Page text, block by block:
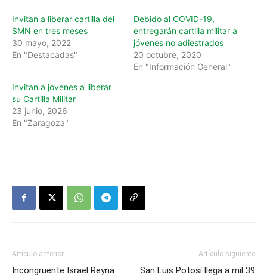
Invitan a liberar cartilla del
SMN en tres meses
30 mayo, 2022
En "Destacadas"
Debido al COVID-19,
entregarán cartilla militar a
jóvenes no adiestrados
20 octubre, 2020
En "Información General"
Invitan a jóvenes a liberar
su Cartilla Militar
23 junio, 2026
En "Zaragoza"
Artículo anterior
Incongruente Israel Reyna
Artículo siguiente
San Luis Potosí llega a mil 39